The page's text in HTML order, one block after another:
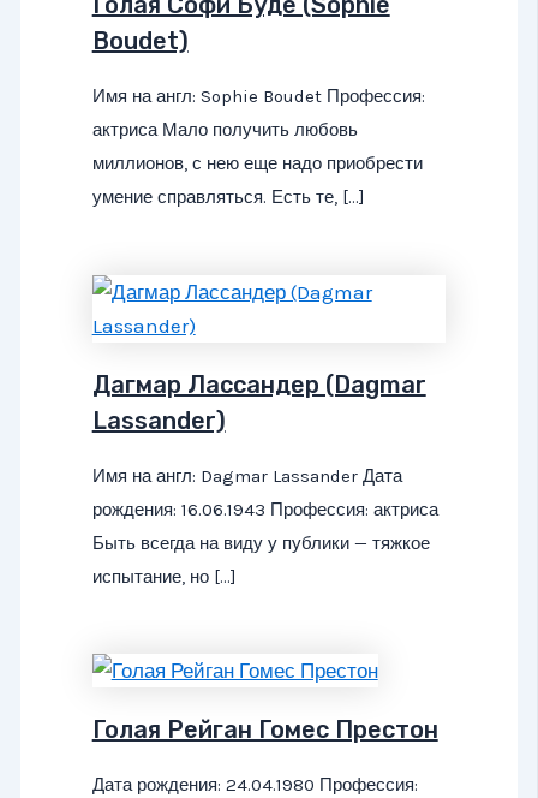
Boudet)
Имя на англ: Sophie Boudet Профессия:
актриса Мало получить любовь
миллионов, с нею еще надо приобрести
умение справляться. Есть те, […]
Дагмар Лассандер (Dagmar
Lassander)
Имя на англ: Dagmar Lassander Дата
рождения: 16.06.1943 Профессия: актриса
Быть всегда на виду у публики — тяжкое
испытание, но […]
Голая Рейган Гомес Престон
Дата рождения: 24.04.1980 Профессия: